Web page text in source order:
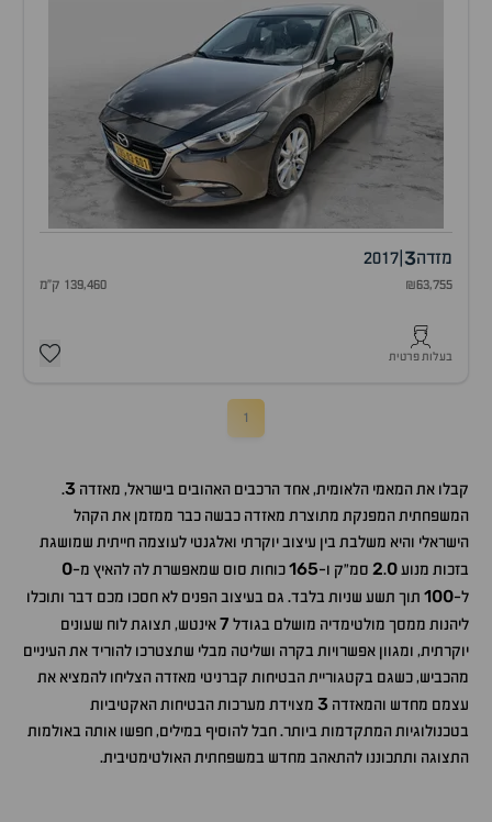
מזדה3
2017
₪63,755 139,460 ק"מ
בעלות פרטית
1
קבלו את המאמי הלאומית, אחד הרכבים האהובים בישראל, מאזדה 3
.
המשפחתית המפנקת מתוצרת מאזדה כבשה כבר ממזמן את הקהל
הישראלי והיא משלבת בין עיצוב יוקרתי ואלגנטי לעוצמה חייתית שמושגת
בזכות מנוע
2.0 סמ"ק ו-165כוחות סוס שמאפשרת לה להאיץ מ-0
ל-100 תוך תשע שניות בלבד. גם בעיצוב הפנים לא חסכו מכם דבר ותוכלו
ליהנות ממסך מולטימדיה מושלם בגודל 7אינטש, תצוגת לוח שעונים
יוקרתית, ומגוון אפשרויות בקרה ושליטה מבלי שתצטרכו להוריד את העיניים
מהכביש, כשגם בקטגוריית הבטיחות קברניטי מאזדה הצליחו להמציא את
עצמם מחדש והמאזדה 3 מצוידת מערכות הבטיחות האקטיביות
בטכנולוגיות המתקדמות ביותר. חבל להוסיף במילים, חפשו אותה באולמות
התצוגה ותתכוננו להתאהב מחדש במשפחתית האולטימטיבית.